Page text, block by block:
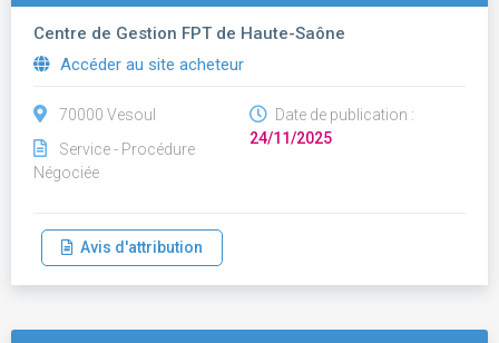
Centre de Gestion FPT de Haute-Saône
Accéder au site acheteur
70000 Vesoul
Service - Procédure
Négociée
Date de publication :
24/11/2025
Avis d'attribution